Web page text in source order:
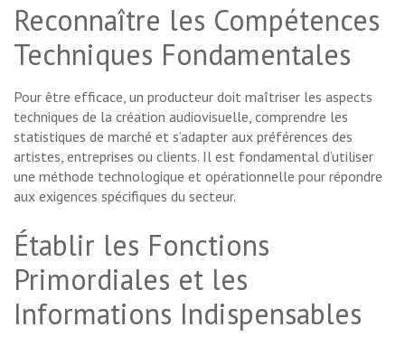
Reconnaître les Compétences
Techniques Fondamentales
Pour être efficace, un producteur doit maîtriser les aspects
techniques de la création audiovisuelle, comprendre les
statistiques de marché et s’adapter aux préférences des
artistes, entreprises ou clients. Il est fondamental d’utiliser
une méthode technologique et opérationnelle pour répondre
aux exigences spécifiques du secteur.
Établir les Fonctions
Primordiales et les
Informations Indispensables